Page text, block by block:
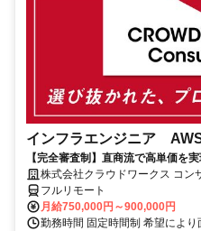
インフラエンジニア
【完全審査制】直商流で高単価を
に合致した案件を多数保有
株式会社クラウドワークス コン
フルリモート
月給750,000円～900,000円
勤務時間 固定時間制 希望によ